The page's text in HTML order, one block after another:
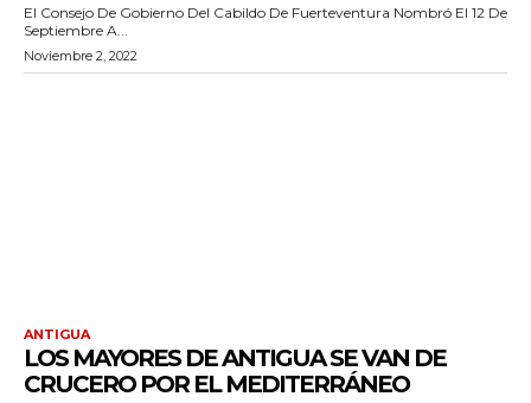
El Consejo De Gobierno Del Cabildo De Fuerteventura Nombró El 12 De
Septiembre A...
Noviembre 2, 2022
ANTIGUA
LOS MAYORES DE ANTIGUA SE VAN DE
CRUCERO POR EL MEDITERRÁNEO